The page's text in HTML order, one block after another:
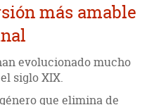
más amable
evolucionado mucho
siglo XIX.
que elimina de